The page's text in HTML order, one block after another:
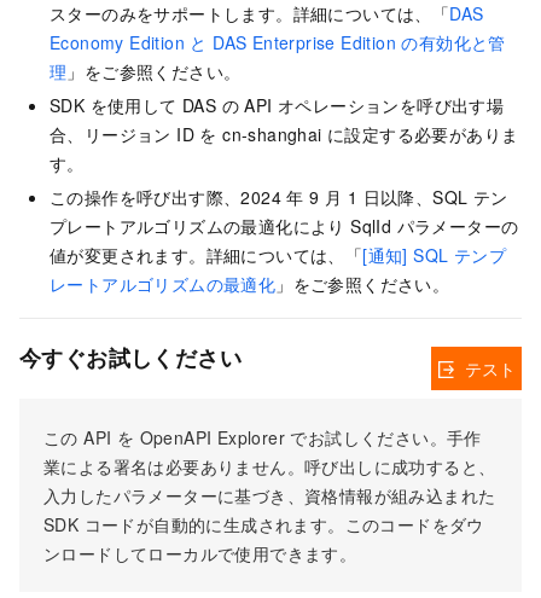
スターのみをサポートします。詳細については、「DAS
Economy Edition と DAS Enterprise Edition の有効化と管
理 」をご参照ください。
SDK を使用して DAS の API オペレーションを呼び出す場
合、リージョン ID を cn-shanghai に設定する必要がありま
す。
この操作を呼び出す際、2024 年 9 月 1 日以降、SQL テン
プレートアルゴリズムの最適化により SqlId パラメーターの
値が変更されます。詳細については、「[通知] SQL テンプ
レートアルゴリズムの最適化 」をご参照ください。
今すぐお試しください
この API を OpenAPI Explorer でお試しください。手作
業による署名は必要ありません。呼び出しに成功すると、
入力したパラメーターに基づき、資格情報が組み込まれた
SDK コードが自動的に生成されます。このコードをダウ
ンロードしてローカルで使用できます。
テスト